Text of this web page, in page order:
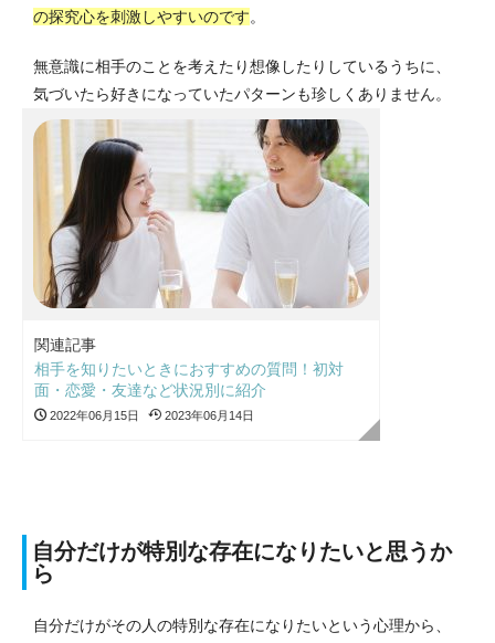
の探究心を刺激しやすいのです。
無意識に相手のことを考えたり想像したりしているうちに、
気づいたら好きになっていたパターンも珍しくありません。
関連記事
相手を知りたいときにおすすめの質問！初対
面・恋愛・友達など状況別に紹介
2022年06月15日 2023年06月14日
自分だけが特別な存在になりたいと思うか
ら
自分だけがその人の特別な存在になりたいという心理から、